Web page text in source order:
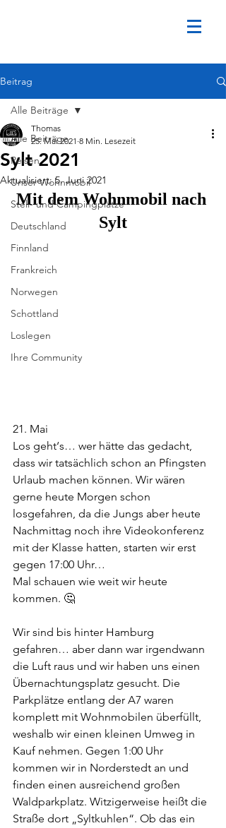
Beitrag
Alle Beiträge
Reisen
Unser Wohnmobil
Stell- und Campingplätze
Deutschland
Finnland
Frankreich
Norwegen
Schottland
Loslegen
Ihre Community
Alle Beiträge
Sylt 2021
Thomas
25. Mai 2021 8 Min. Lesezeit
Aktualisiert:5. Juni 2021
Mit dem Wohnmobil nach
Sylt
21. Mai
Los geht‘s… wer hätte das gedacht,
dass wir tatsächlich schon an Pfingsten
Urlaub machen können. Wir wären
gerne heute Morgen schon
losgefahren, da die Jungs aber heute
Nachmittag noch ihre Videokonferenz
mit der Klasse hatten, starten wir erst
gegen 17:00 Uhr…
Mal schauen wie weit wir heute
kommen. 🤔
Wir sind bis hinter Hamburg
gefahren… aber dann war irgendwann
die Luft raus und wir haben uns einen
Übernachtungsplatz gesucht. Die
Parkplätze entlang der A7 waren
komplett mit Wohnmobilen überfüllt,
weshalb wir einen kleinen Umweg in
Kauf nehmen. Gegen 1:00 Uhr
kommen wir in Norderstedt an und
finden einen ausreichend großen
Waldparkplatz. Witzigerweise heißt die
Straße dort „Syltkuhlen“. Ob das ein